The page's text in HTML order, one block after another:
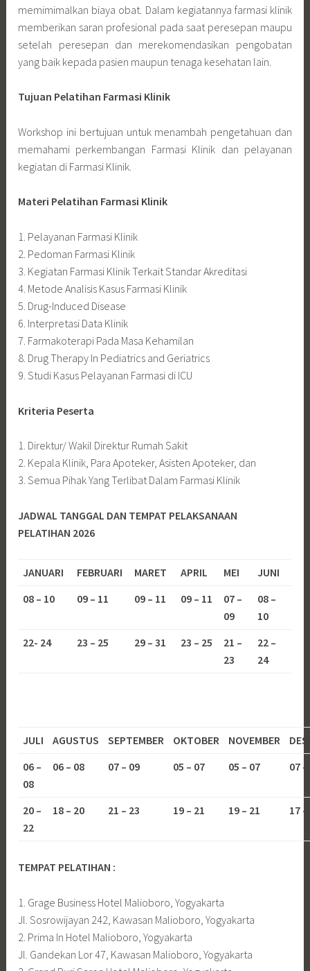
memimimalkan biaya obat. Dalam kegiatannya farmasi klinik
memberikan saran profesional pada saat peresepan maupu
setelah peresepan dan merekomendasikan pengobatan
yang baik kepada pasien maupun tenaga kesehatan lain.
Tujuan Pelatihan Farmasi Klinik
Workshop ini bertujuan untuk menambah pengetahuan dan
memahami perkembangan Farmasi Klinik dan pelayanan
kegiatan di Farmasi Klinik.
Materi Pelatihan Farmasi Klinik
1. Pelayanan Farmasi Klinik
2. Pedoman Farmasi Klinik
3. Kegiatan Farmasi Klinik Terkait Standar Akreditasi
4. Metode Analisis Kasus Farmasi Klinik
5. Drug-Induced Disease
6. Interpretasi Data Klinik
7. Farmakoterapi Pada Masa Kehamilan
8. Drug Therapy In Pediatrics and Geriatrics
9. Studi Kasus Pelayanan Farmasi di ICU
Kriteria Peserta
1. Direktur/ Wakil Direktur Rumah Sakit
2. Kepala Klinik, Para Apoteker, Asisten Apoteker, dan
3. Semua Pihak Yang Terlibat Dalam Farmasi Klinik
JADWAL TANGGAL DAN TEMPAT PELAKSANAAN
PELATIHAN 2026
JANUARI FEBRUARI MARET APRIL MEI
JUNI
08 – 10
09 – 11 09 – 11 09 – 11
07 –
09
08 –
10
22- 24
23 – 25 29 – 31 23 – 25
21 –
23
22 –
24
JULI AGUSTUS SEPTEMBER OKTOBER NOVEMBER
06 –
08
06 – 08 07 – 09 05 – 07 05 – 07 07
20 –
22
18 – 20 21 – 23 19 – 21 19 – 21 17
TEMPAT PELATIHAN :
1. Grage Business Hotel Malioboro, Yogyakarta
Jl. Sosrowijayan 242, Kawasan Malioboro, Yogyakarta
2. Prima In Hotel Malioboro, Yogyakarta
Jl. Gandekan Lor 47, Kawasan Malioboro, Yogyakarta